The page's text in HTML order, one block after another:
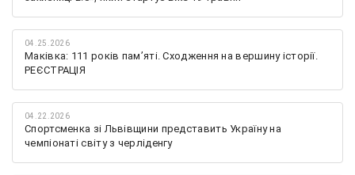
04.25.2026
Маківка: 111 років пам’яті. Сходження на вершину історії.
РЕЄСТРАЦІЯ
04.22.2026
Спортсменка зі Львівщини представить Україну на
чемпіонаті світу з черліденгу